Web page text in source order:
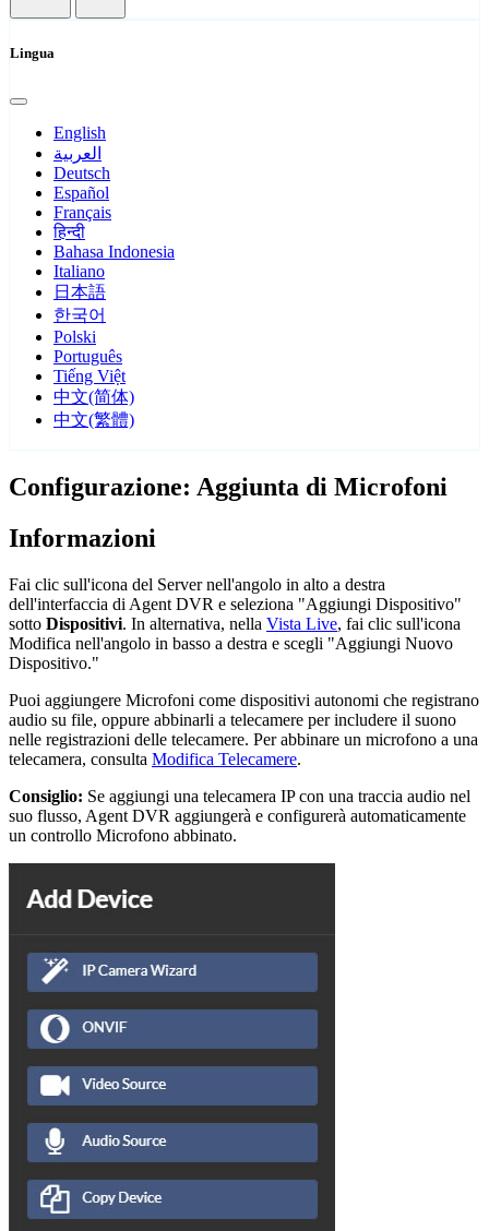
Lingua
English
العربية
Deutsch
Español
Français
हिन्दी
Bahasa Indonesia
Italiano
日本語
한국어
Polski
Português
Tiếng Việt
中文(简体)
中文(繁體)
Configurazione: Aggiunta di Microfoni
Informazioni
Fai clic sull'icona del Servernell'angolo in alto a destra
dell'interfaccia di Agent DVR e seleziona "Aggiungi Dispositivo"
sotto Dispositivi. In alternativa, nella Vista Live, fai clic sull'icona
Modifica nell'angolo in basso a destra e scegli "Aggiungi Nuovo
Dispositivo."
Puoi aggiungere Microfoni come dispositivi autonomi che registrano
audio su file, oppure abbinarli a telecamere per includere il suono
nelle registrazioni delle telecamere. Per abbinare un microfono a una
telecamera, consulta Modifica Telecamere.
Consiglio: Se aggiungi una telecamera IP con una traccia audio nel
suo flusso, Agent DVR aggiungerà e configurerà automaticamente
un controllo Microfono abbinato.